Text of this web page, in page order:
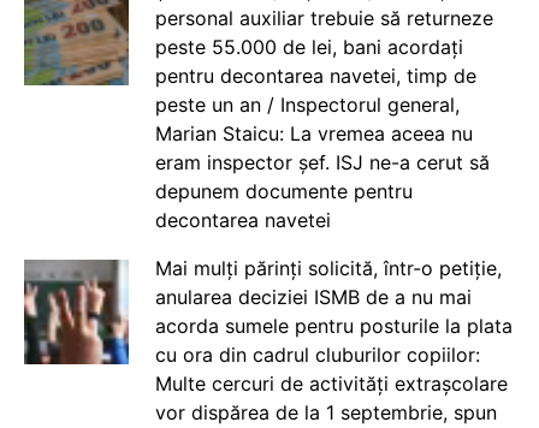
personal auxiliar trebuie să returneze
peste 55.000 de lei, bani acordați
pentru decontarea navetei, timp de
peste un an / Inspectorul general,
Marian Staicu: La vremea aceea nu
eram inspector șef. ISJ ne-a cerut să
depunem documente pentru
decontarea navetei
Mai mulți părinți solicită, într-o petiție,
anularea deciziei ISMB de a nu mai
acorda sumele pentru posturile la plata
cu ora din cadrul cluburilor copiilor:
Multe cercuri de activități extrașcolare
vor dispărea de la 1 septembrie, spun